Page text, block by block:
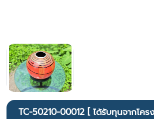
TC-50210-00012 [ ได้รับทุนจากโคร